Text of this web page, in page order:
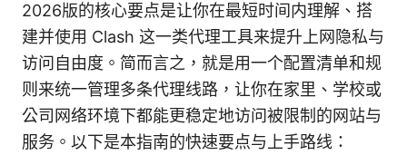
2026版的核心要点是让你在最短时间内理解、搭
建并使用 Clash 这一类代理工具来提升上网隐私与
访问自由度。简而言之，就是用一个配置清单和规
则来统一管理多条代理线路，让你在家里、学校或
公司网络环境下都能更稳定地访问被限制的网站与
服务。以下是本指南的快速要点与上手路线：